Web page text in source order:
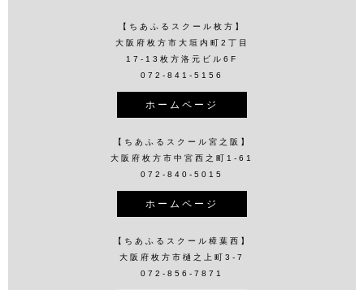
【ちあふるスクール枚方】
大阪府枚方市大垣内町2丁目
17-13枚方洛元ビル6F
072-841-5156
ホームページ
【ちあふるスクール宮之阪】
大阪府枚方市中宮西之町1-61
072-840-5015
ホームページ
【ちあふるスクール樟葉西】
大阪府枚方市樋之上町3-7
072-856-7871